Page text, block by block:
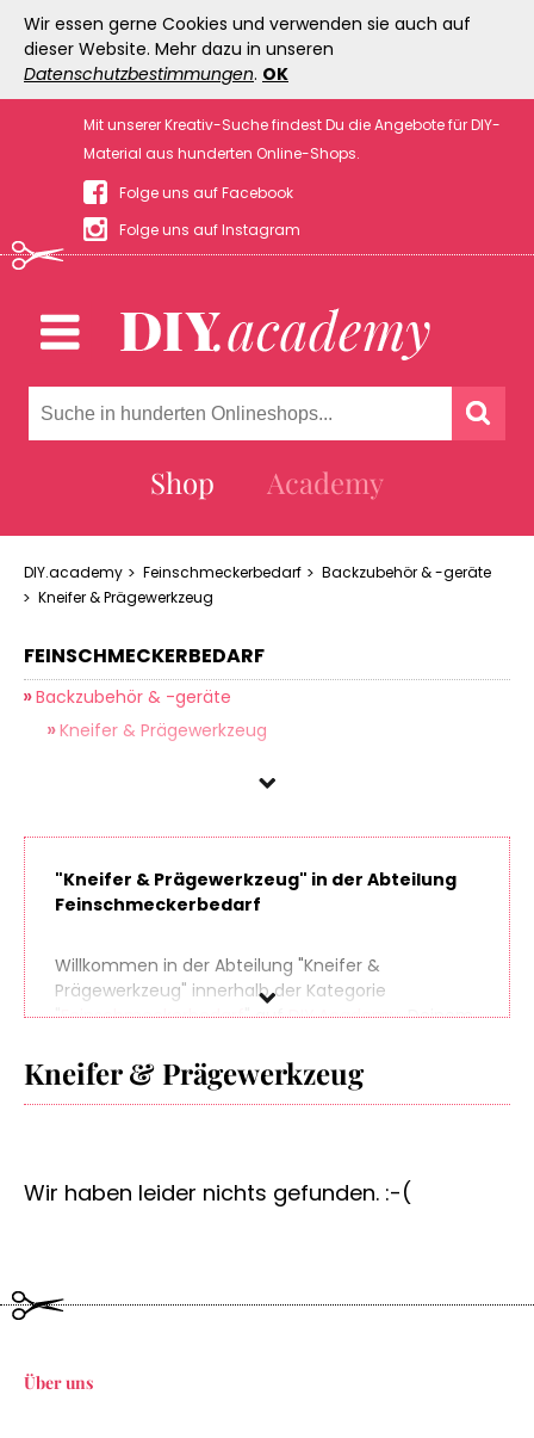
Wir essen gerne Cookies und verwenden sie auch auf
dieser Website. Mehr dazu in unseren
Datenschutzbestimmungen. OK
Mit unserer Kreativ-Suche findest Du die Angebote für DIY-
Material aus hunderten Online-Shops.
Folge uns auf Facebook
Folge uns auf Instagram
Shop Academy
DIY.academy Feinschmeckerbedarf
Backzubehör & -geräte
Kneifer & Prägewerkzeug
FEINSCHMECKERBEDARF
Backzubehör & -geräte
Kneifer & Prägewerkzeug
"Kneifer & Prägewerkzeug" in der Abteilung
Feinschmeckerbedarf
Willkommen in der Abteilung "Kneifer &
Prägewerkzeug" innerhalb der Kategorie
"Feinschmeckerbedarf" aufDIY.Academy, Deinem
spielend leicht hunderte Produkte aus zahlreichen
Online-Shops, die sich perfekt für Dein nächstes
DIY.Academy auch noch ganz einfach Preise
bestimmten Marke? Keine Sorge, wir haben da was
lassen. Natürlich kannst Du Dir auch alles nach
Kneifer & Prägewerkzeug
Wir haben leider nichts gefunden. :-(
Über uns